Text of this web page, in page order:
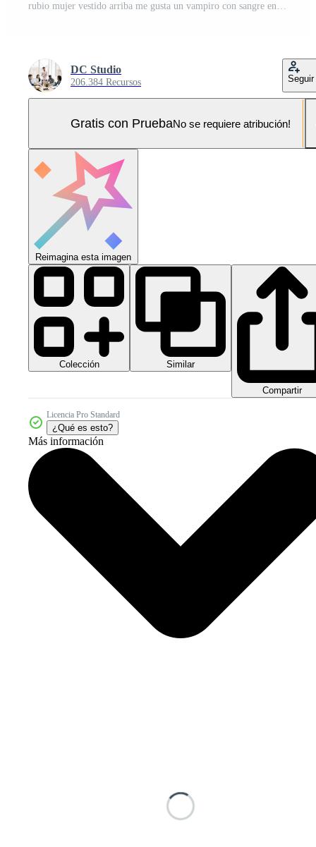
rubio mujer vestido arriba me gusta un vampiro con sangre en su labios terminado negro antecedentes. Víspera de Todos los Santos traje. Foto Pro
DC Studio
206.384 Recursos Seguir
Gratis con PruebaNo se requiere atribución!
Reimagina esta imagen
Colección Similar
Compartir
Licencia Pro Standard
¿Qué es esto?
Más información